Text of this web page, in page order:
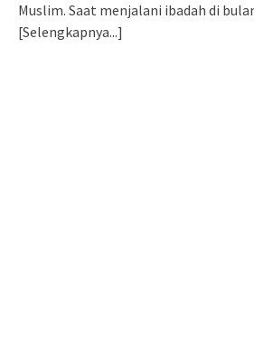
Muslim. Saat menjalani ibadah di
[Selengkapnya...]